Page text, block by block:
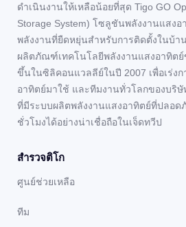
ดำเนินงานให้เหลือน้อยที่สุด Tigo GO
Storage System) โซลูชันพลังงานแสงอ
พลังงานที่ยืดหยุ่นสำหรับการติดตั้งในบ้า
ผลิตภัณฑ์เทคโนโลยีพลังงานแสงอาทิตย์
ขึ้นในซิลิคอนแวลลีย์ในปี 2007 เพื่อเร่ง
อาทิตย์มาใช้ และทีมงานทั่วโลกของบริ
ที่มีระบบผลิตพลังงานแสงอาทิตย์ที่ปลอด
ชั่วโมงได้อย่างน่าเชื่อถือในเจ็ดทวีป
สํารวจติโก
ศูนย์ช่วยเหลือ
ทีม